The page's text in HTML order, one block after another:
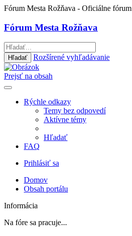
Fórum Mesta Rožňava - Oficiálne
Fórum Mesta Rožňava
Hľadať Rozšírené vyhľadávanie
Prejsť na obsah
Rýchle odkazy
Temy bez odpovedí
Aktívne témy
Hľadať
FAQ
Prihlásiť sa
Domov
Obsah portálu
Informácia
Na fóre sa pracuje...